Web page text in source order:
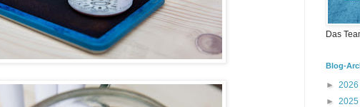
Das
Blog-
► 2026
► 2025